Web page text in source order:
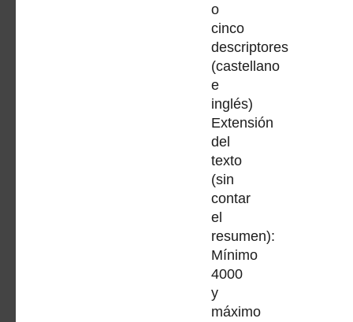
o
cinco
descriptores
(castellano
e
inglés)
Extensión
del
texto
(sin
contar
el
resumen):
Mínimo
4000
y
máximo